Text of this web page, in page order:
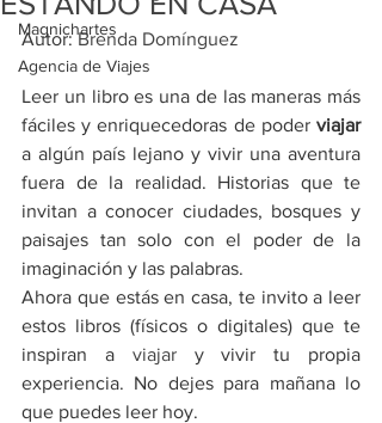
Magnichartes
Agencia de Viajes
Autor: Brenda Domínguez
Leer un libro es una de las maneras más
fáciles y enriquecedoras de poder viajar
a algún país lejano y vivir una aventura
fuera de la realidad. Historias que te
invitan a conocer ciudades, bosques y
paisajes tan solo con el poder de la
imaginación y las palabras.
Ahora que estás en casa, te invito a leer
estos libros (físicos o digitales) que te
inspiran a viajar y vivir tu propia
experiencia. No dejes para mañana lo
que puedes leer hoy.